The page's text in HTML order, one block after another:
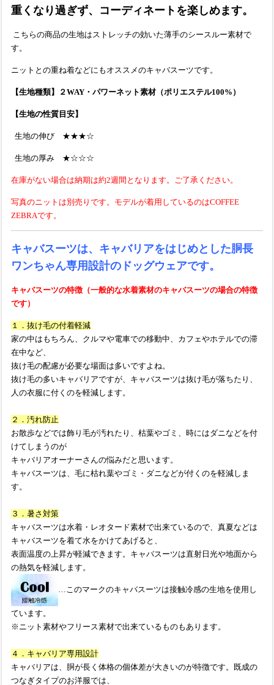
重くなり過ぎず、コーディネートを楽しめます。
こちらの商品の生地はストレッチの効いた薄手のシースルー素材で
す。
ニットとの重ね着などにもオススメのキャバスーツです。
【生地種類】２WAY・ パワーネット素材（ポリエステル100%）
【生地の性質目安】
生地の伸び ★★★☆
生地の厚み ★☆☆☆
在庫がない場合は納期は約2週間となります。ご了承ください。
写真のニットは別売りです。モデルが着用しているのはCOFFEE
ZEBRAです。
キャバスーツは、キャバリアをはじめとした胴長
ワンちゃん専用設計のドッグウェアです。
キャバスーツの特徴（一般的な水着素材のキャバスーツの場合の特徴
です）
１．抜け毛の付着軽減
家の中はもちろん、クルマや電車での移動中、カフェやホテルでの滞
在中など、
抜け毛の配慮が必要な場面は多いですよね。
抜け毛の多いキャバリアですが、キャバスーツは抜け毛が落ちたり、
人の衣服に付くのを軽減します。
２．汚れ防止
お散歩などでは飾り毛が汚れたり、枯葉やゴミ、時にはダニなどを付
けてしまうのが
キャバリアオーナーさんの悩みだと思います。
キャバスーツは、毛に枯れ葉やゴミ・ダニなどが付くのを軽減しま
す。
３．暑さ対策
キャバスーツは水着・レオタード素材で出来ているので、真夏などは
キャバスーツを着て水をかけてあげると、
表面温度の上昇が軽減できます。キャバスーツは直射日光や地面から
の熱気を軽減します。
…このマークのキャバスーツは接触冷感の生地を使用し
ています。
※ニット素材やフリース素材で出来ているものもあります。
４．キャバリア専用設計
キャバリアは、胴が長く体格の個体差が大きいのが特徴です。既成の
つなぎタイプのお洋服では、